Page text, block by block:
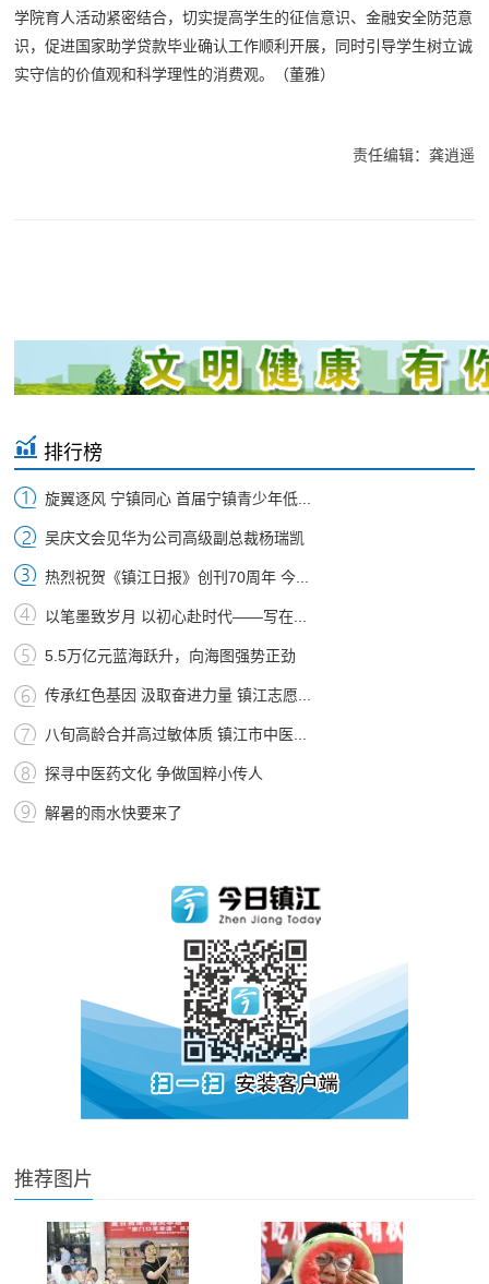
学院育人活动紧密结合，切实提高学生的征信意识、金融安全防范意
识，促进国家助学贷款毕业确认工作顺利开展，同时引导学生树立诚
实守信的价值观和科学理性的消费观。
（董雅）
责任编辑：龚逍遥
排行榜
旋翼逐风 宁镇同心 首届宁镇青少年低...
吴庆文会见华为公司高级副总裁杨瑞凯
热烈祝贺《镇江日报》创刊70周年 今...
以笔墨致岁月 以初心赴时代——写在...
5.5万亿元蓝海跃升，向海图强势正劲
传承红色基因 汲取奋进力量 镇江志愿...
八旬高龄合并高过敏体质 镇江市中医...
探寻中医药文化 争做国粹小传人
解暑的雨水快要来了
推荐图片